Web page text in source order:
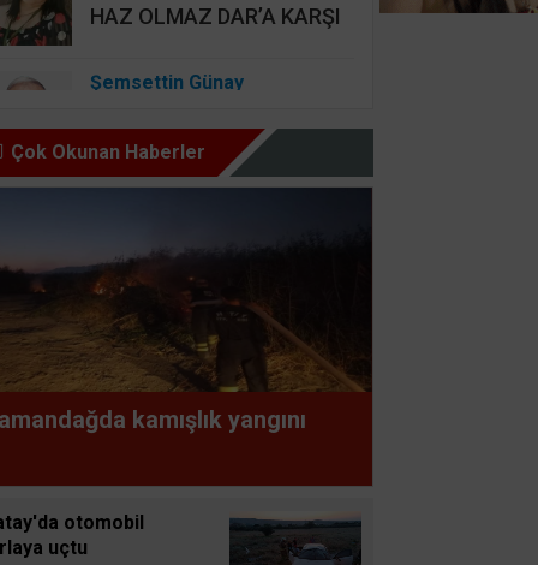
HAZ OLMAZ DAR’A KARŞI
Şemsettin Günay
YAPILAN ANLAŞMALARI
ALLAH SEVGİSİ OLAN
YERDE İYİLİK ve FAZİLET
OLUR
Süleyman GÖKSU
Zaferler Ayı Ağustos
AYNI ENKAZIN TOZUNU
Çok Okunan Haberler
kamışlık yangını
otomobil
uçtu